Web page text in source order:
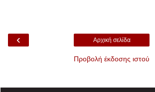
‹ Αρχική σελίδα
Προβολή έκδοσης ιστού